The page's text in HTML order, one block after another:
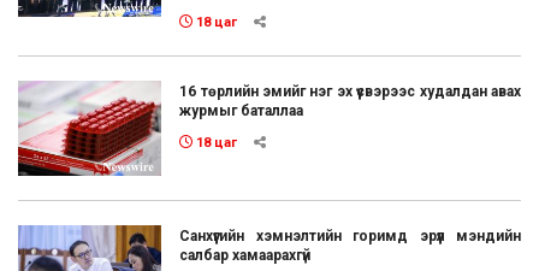
18 цаг
16 төрлийн эмийг нэг эх үүсвэрээс худалдан авах
журмыг баталлаа
18 цаг
Санхүүгийн хэмнэлтийн горимд эрүүл мэндийн
салбар хамаарахгүй